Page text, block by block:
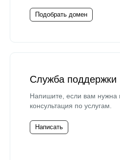
Подобрать домен
Служба поддержки
Напишите, если вам
консультация по услугам.
Написать